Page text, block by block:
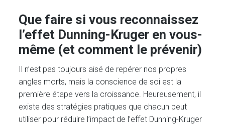
Que faire si vous reconnaissez
l’effet Dunning-Kruger en vous-
même (et comment le prévenir)
Il n’est pas toujours aisé de repérer nos propres
angles morts, mais la conscience de soi est la
première étape vers la croissance. Heureusement, il
existe des stratégies pratiques que chacun peut
utiliser pour réduire l’impact de l’effet Dunning-Kruger